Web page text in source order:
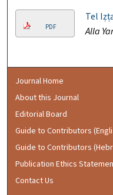
PDF
Tel
Alla
Journal Home
About this Journal
Editorial Board
Guide to Contributors
Guide to Contributors
Publication Ethics
Contact Us